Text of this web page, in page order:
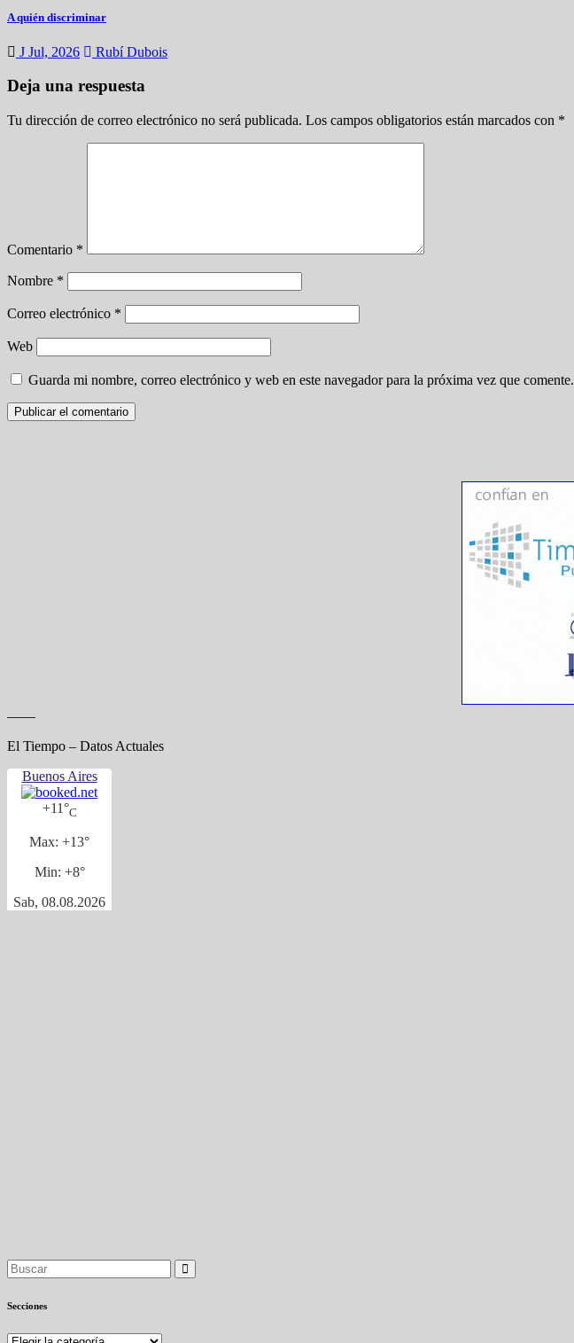
A quién discriminar
J Jul, 2026 Rubí Dubois
Deja una respuesta
Tu dirección de correo electrónico no será publicada. Los campos obligatorios están marcados con *
Comentario *
Nombre *
Correo electrónico *
Web
Guarda mi nombre, correo electrónico y web en este navegador para la próxima vez que comente.
——
El Tiempo – Datos Actuales
Buenos Aires
+11°C
Max: +13°
Min: +8°
Sab, 08.08.2026
Secciones